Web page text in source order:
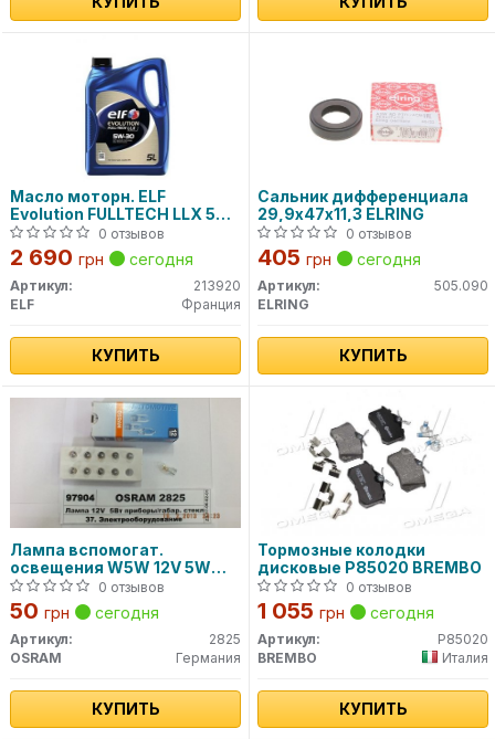
Масло моторн. ELF
Evolution FULLTECH LLX 5W-
30 (Канистра 5л)
0 отзывов
2 690 грн сегодня
Артикул:
213920
ELF
Франция
КУПИТЬ
Сальник дифференциала
29,9х47х11,3 ELRING
0 отзывов
405 грн сегодня
Артикул:
505.090
ELRING
КУПИТЬ
Лампа вспомогат.
освещения W5W 12V 5W
W2.1x9.5d (пр-во OSRAM)
0 отзывов
50 грн сегодня
Артикул:
2825
OSRAM
Германия
КУПИТЬ
Тормозные колодки
дисковые P85020 BREMBO
0 отзывов
1 055 грн сегодня
Артикул:
P85020
BREMBO
Италия
КУПИТЬ